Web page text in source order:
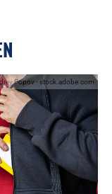
Popov - stock.adobe.com